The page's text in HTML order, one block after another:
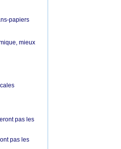
papiers
mieux
pas les
pas les